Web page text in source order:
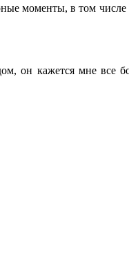
моменты, в том
он кажется мне все